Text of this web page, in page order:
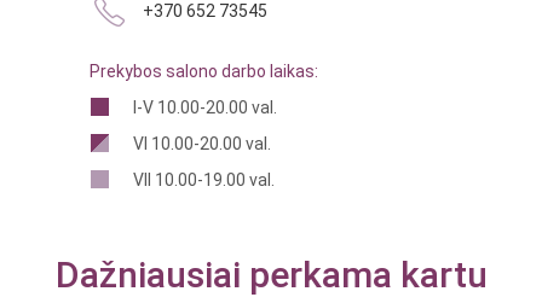
+370 652 73545
Prekybos salono darbo laikas:
I-V 10.00-20.00 val.
VI 10.00-20.00 val.
VII 10.00-19.00 val.
Dažniausiai perkama kartu